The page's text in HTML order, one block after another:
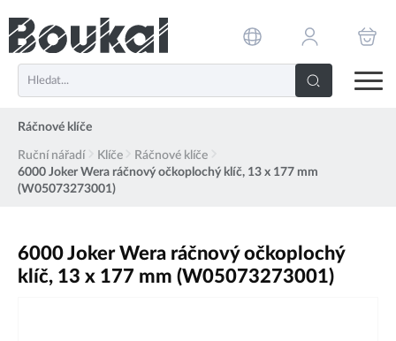
Ráčnové klíče
Ruční nářadí Klíče
Ráčnové klíče
6000 Joker Wera ráčnový očkoplochý klíč, 13 x 177 mm
(W05073273001)
6000 Joker Wera ráčnový očkoplochý
klíč, 13 x 177 mm (W05073273001)